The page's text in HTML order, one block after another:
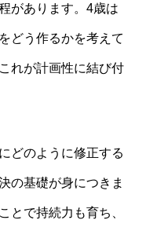
があります。4歳は
どう作るかを考えて
れが計画性に結び付
どのように修正する
の基礎が身につきま
とで持続力も育ち、